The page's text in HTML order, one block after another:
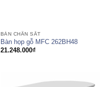
BÀN CHÂN SẮT
Bàn họp gỗ MFC 262BH48
21.248.000₫